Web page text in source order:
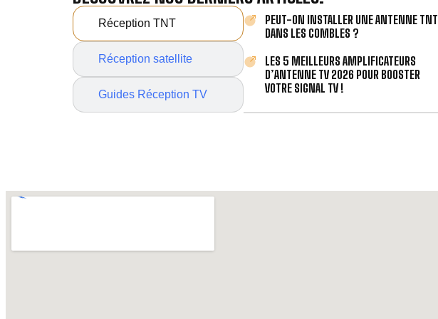
Réception TNT
Réception satellite
Guides Réception TV
PEUT-ON INSTALLER UNE ANTENNE TNT
DANS LES COMBLES ?
LES 5 MEILLEURS AMPLIFICATEURS
D’ANTENNE TV 2026 POUR BOOSTER
VOTRE SIGNAL TV !